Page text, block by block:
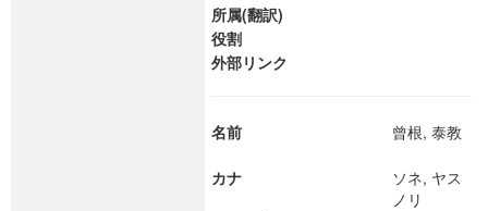
所属(翻訳)
役割
外部リンク
名前 曾根, 泰教
カナ
ソネ, ヤス
ノリ